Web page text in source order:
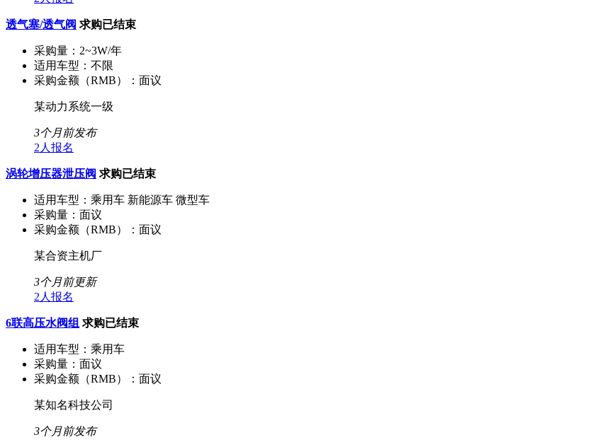
透气塞/透气阀 求购已结束
采购量： 2~3W/年
适用车型： 不限
采购金额（RMB）： 面议
某动力系统一级
3个月前发布
2人报名
涡轮增压器泄压阀 求购已结束
适用车型： 乘用车 新能源车 微型车
采购量： 面议
采购金额（RMB）： 面议
某合资主机厂
3个月前更新
2人报名
6联高压水阀组 求购已结束
适用车型： 乘用车
采购量： 面议
采购金额（RMB）： 面议
某知名科技公司
3个月前发布